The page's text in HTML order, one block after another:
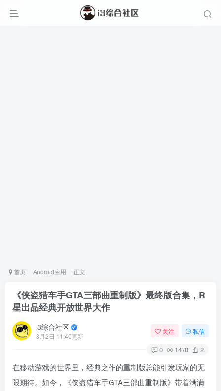
首页 Android应用 正文
《侠盗猎车手GTA三部曲重制版》最终版合集，R
星出品经典开放世界大作
i3综合社区
8月2日 11:40更新
关注 私信
0 1470 2
在移动游戏的世界里，经典之作的重制版总能引发玩家的无
限期待。如今，《侠盗猎车手GTA三部曲重制版》带着满满